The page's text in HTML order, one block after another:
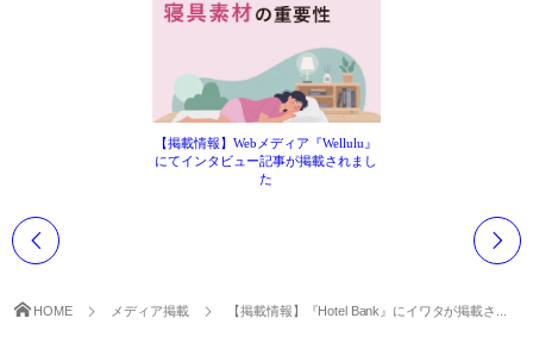
【掲載情報】Webメディア『Wellulu』
にてインタビュー記事が掲載されまし
た
HOME メディア掲載 【掲載情報】『Hotel Bank』にイワタが掲載さ...